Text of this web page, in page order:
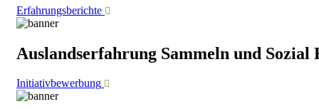
Erfahrungsberichte
Auslandserfahrung Sammeln und Sozial
Initiativbewerbung